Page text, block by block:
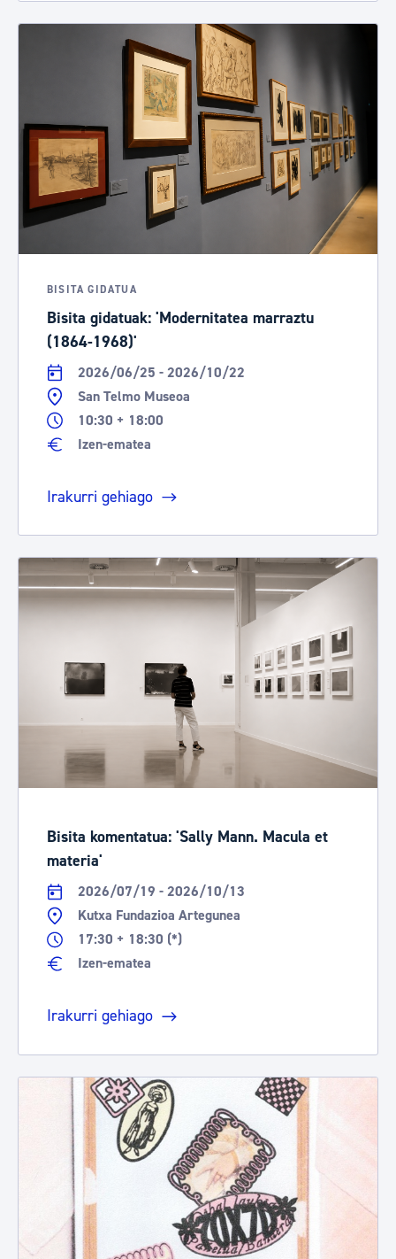
BISITA GIDATUA
Bisita gidatuak: 'Modernitatea marraztu
(1864-1968)'
2026/06/25 - 2026/10/22
San Telmo Museoa
10:30 + 18:00
Izen-ematea
Irakurri gehiago
Bisita komentatua: 'Sally Mann. Macula et
materia'
2026/07/19 - 2026/10/13
Kutxa Fundazioa Artegunea
17:30 + 18:30 (*)
Izen-ematea
Irakurri gehiago